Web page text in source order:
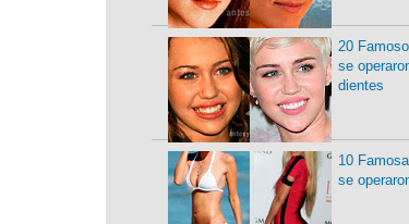
20
se
dientes
10
se